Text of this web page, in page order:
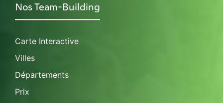
Nos Team-Building
Carte Interactive
Villes
Départements
Prix